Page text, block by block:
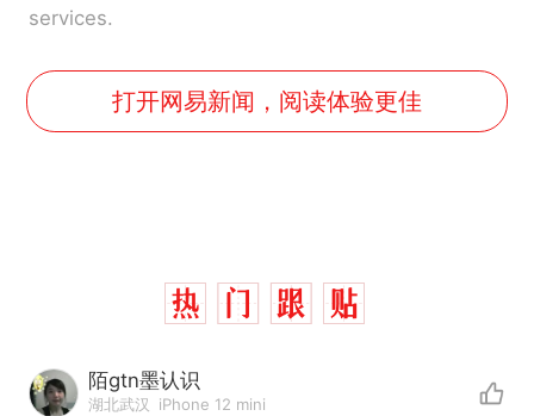
services.
打开网易新闻，阅读体验更佳
陌gtn墨认识
湖北武汉 iPhone 12 mini